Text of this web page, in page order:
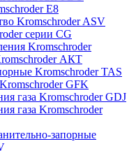
E8
Kromschroder ASV
серии CG
Kromschroder
АКТ
Kromschroder TAS
GFK
газа Kromschroder GDJ
газа Kromschroder
запорные